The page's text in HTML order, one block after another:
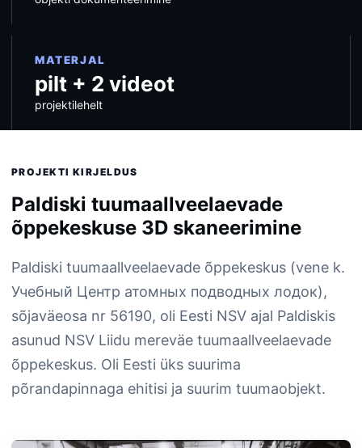
MATERJAL
pilt + 2 videot
projektilehelt
PROJEKTI KIRJELDUS
Paldiski tuumaallveelaevade
õppekeskuse 3D skaneerimine
Paldiski tuumaallveelaevade õppekeskus (vene k.
Учебный Центр атомных подводных лодок),
sõjaväeosa nr 56190, oli Eesti NSV ajal Paldiskis
asunud NSV Liidu mereväe tuumaallveelaevade
õppekeskus. Oli Eesti üks suurima
põrandapinnaga ehitisi ja suurim tuumaobjekt.